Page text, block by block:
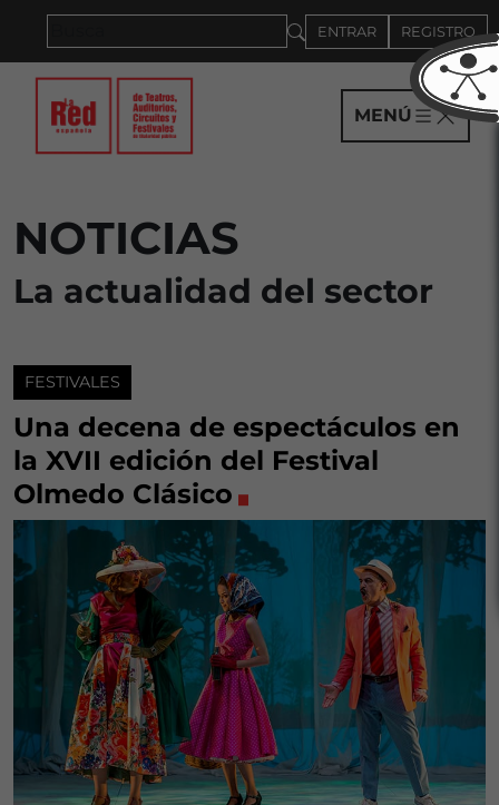
ENTRAR REGISTRO
MENÚ
NOTICIAS
La actualidad del sector
FESTIVALES
Una decena de espectáculos en
la XVII edición del Festival
Olmedo Clásico